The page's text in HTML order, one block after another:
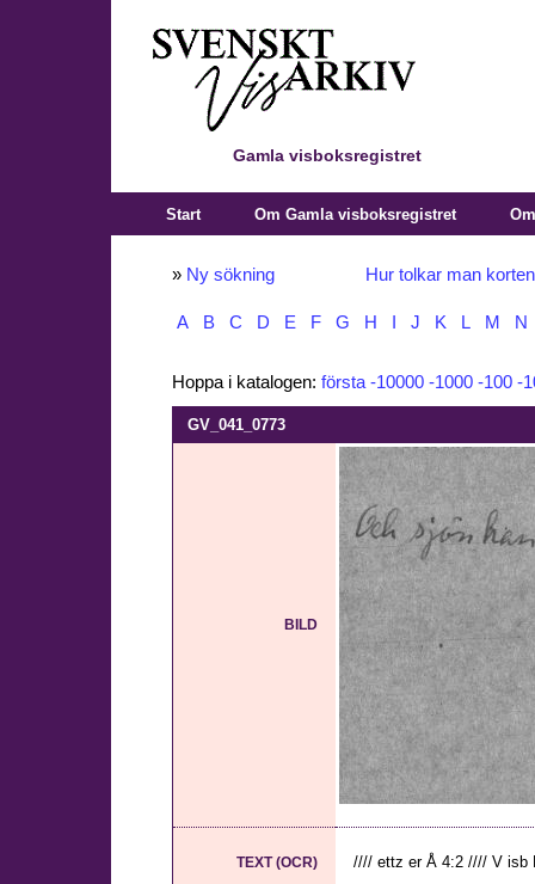
Gamla visboksregistret
Start Om Gamla visboksregistret
» Ny sökning Hur tolkar man
A B C D E F G H J K L M N
Hoppa i katalogen: första -10000 -1000 -100 -
GV_041_0773
BILD
TEXT (OCR) //// ettz er Å 4:2 //// V isb